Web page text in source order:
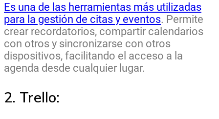
Es una de las herramientas más utilizadas
para la gestión de citas y eventos. Permite
crear recordatorios, compartir calendarios
con otros y sincronizarse con otros
dispositivos, facilitando el acceso a la
agenda desde cualquier lugar.
2. Trello: